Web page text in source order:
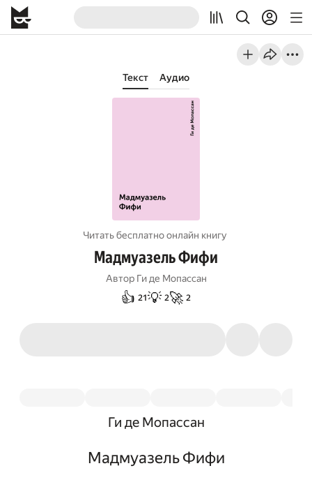
Текст Аудио
Читать бесплатно онлайн книгу
Мадмуазель Фифи
Автор Ги де Мопассан
👍 21💡 2🚀 2
Ги де Мопассан
Мадмуазель Фифи